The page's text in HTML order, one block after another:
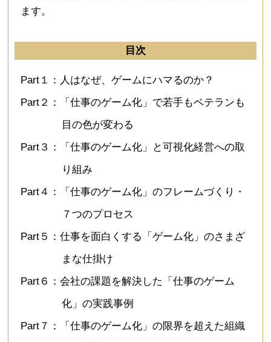
ます。
目次
Part１：人はなぜ、ゲームにハマるのか？
Part２：「仕事のゲーム化」で若手もベテランも
目の色が変わる
Part３：「仕事のゲーム化」と可視化経営への取
り組み
Part４：「仕事のゲーム化」のフレームづくり・
７つのプロセス
Part５：仕事を面白くする「ゲーム化」のさまざ
まな仕掛け
Part６：会社の課題を解決した「仕事のゲーム
化」の実践事例
Part７：「仕事のゲーム化」の限界を超えた組織